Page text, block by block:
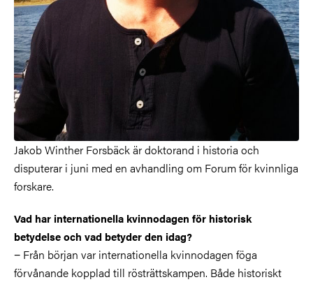
Jakob Winther Forsbäck är doktorand i historia och
disputerar i juni med en avhandling om Forum för kvinnliga
forskare.
Vad har internationella kvinnodagen för historisk
betydelse och vad betyder den idag?
− Från början var internationella kvinnodagen föga
förvånande kopplad till rösträttskampen. Både historiskt